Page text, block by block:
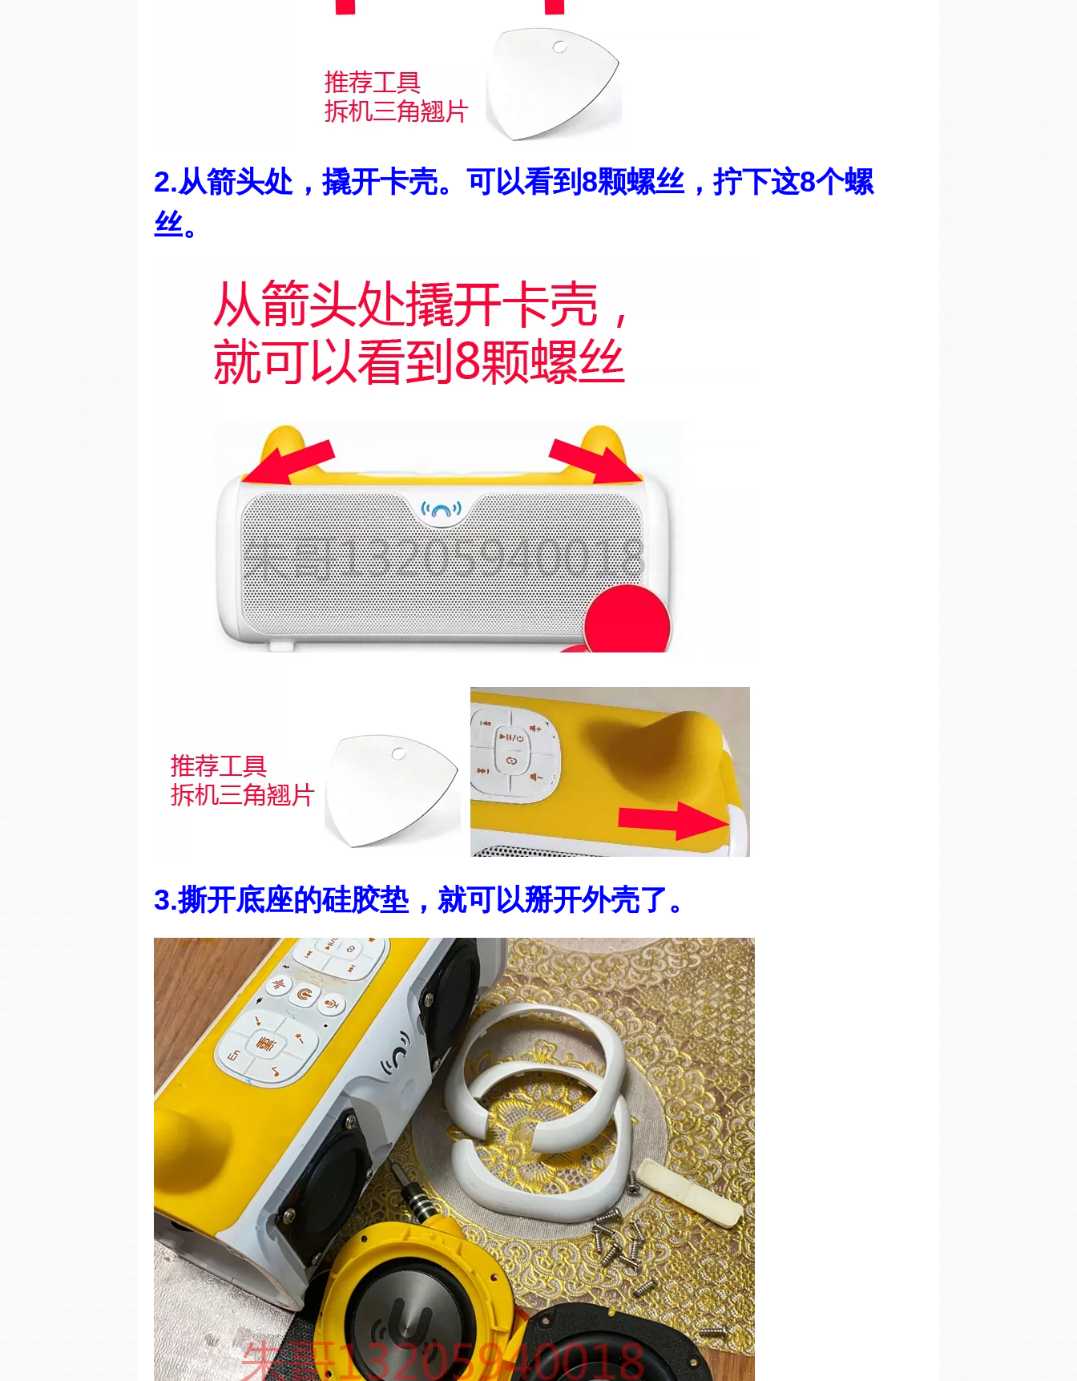
2.从箭头处，撬开卡壳。可以看到8颗螺丝 ，拧下这8个螺
丝。
3.撕开底座的硅胶垫，就可以掰开外壳了。